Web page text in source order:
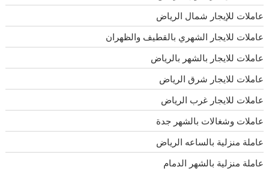
عاملات للإيجار شمال الرياض
عاملات للايجار الشهري بالقطيف والظهران
عاملات للايجار بالشهر بالرياض
عاملات للايجار شرق الرياض
عاملات للايجار غرب الرياض
عاملات وشغالات بالشهر جدة
عاملة منزلية بالساعه الرياض
عاملة منزلية بالشهر الدمام